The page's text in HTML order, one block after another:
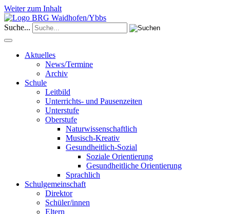
Weiter zum Inhalt
Suche...
Aktuelles
News/Termine
Archiv
Schule
Leitbild
Unterrichts- und Pausenzeiten
Unterstufe
Oberstufe
Naturwissenschaftlich
Musisch-Kreativ
Gesundheitlich-Sozial
Soziale Orientierung
Gesundheitliche Orientierung
Sprachlich
Schulgemeinschaft
Direktor
Schüler/innen
Eltern